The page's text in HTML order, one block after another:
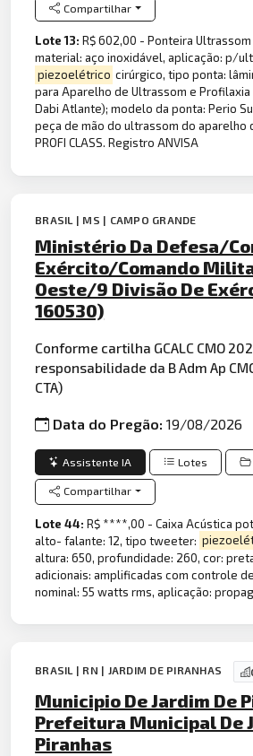
Compartilhar
Lote 13:R$ 602,00 - Ponteira
material: aço inoxidável, aplicação: p/
piezoelétrico cirúrgico, tipo ponta:
para Aparelho de Ultrassom e Profilaxia
Dabi Atlante); modelo da ponta: Perio
peça de mão do ultrassom do aparelho
PROFI CLASS. Registro ANVISA
BRASIL | MS | CAMPO GRANDE
Ministério Da Defesa/
Exército/Comando
Oeste/9 Divisão De
160530)
Conforme cartilha GCALC CMO
responsabilidade da B Adm Ap
CTA)
Data do Pregão:19/08/2026
Assistente IA Lotes
Compartilhar
Lote 44:R$ ****,00 - Caixa Acústica
alto- falante: 12, tipo tweeter:
altura: 650, profundidade: 260, cor:
adicionais: amplificadas com controle
nominal: 55 watts rms, aplicação:
BRASIL | RN | JARDIM DE PIRANHAS
Municipio De Jardim De
Prefeitura Municipal De
Piranhas